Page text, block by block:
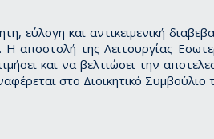
και αντικειμενική
της Λειτουργίας
και να βελτιώσει την
στο Διοικητικό